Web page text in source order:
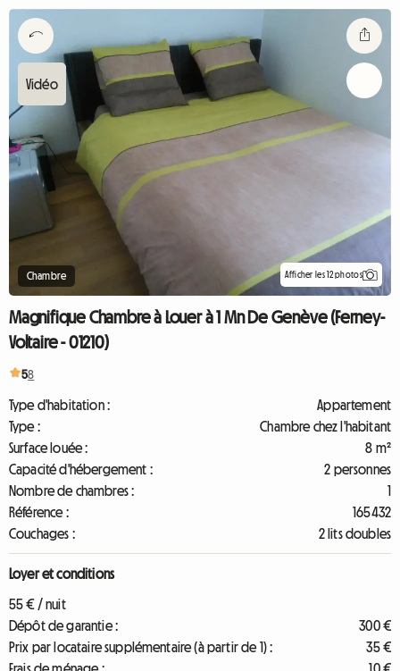
Chambre Afficher les 12 photos
Magnifique Chambre à Louer à 1 Mn De Genève (Ferney-
Voltaire - 01210)
58
Type d'habitation :
Appartement
Type :
Chambre chez l'habitant
Surface louée :
8 m²
Capacité d'hébergement :
2 personnes
Nombre de chambres :
1
Référence :
165432
Couchages :
2 lits doubles
Loyer et conditions
55 € / nuit
Dépôt de garantie :
300 €
Prix par locataire supplémentaire (à partir de 1) :
35 €